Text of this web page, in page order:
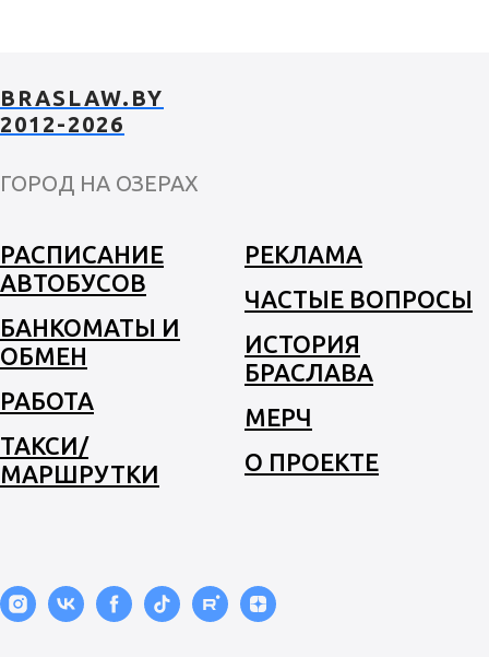
BRASLAW.BY
2012-2026
ГОРОД НА ОЗЕРАХ
РАСПИСАНИЕ
АВТОБУСОВ
БАНКОМАТЫ И
ОБМЕН
РАБОТА
ТАКСИ/
МАРШРУТКИ
РЕКЛАМА
ЧАСТЫЕ ВОПРОСЫ
ИСТОРИЯ
БРАСЛАВА
МЕРЧ
О ПРОЕКТЕ